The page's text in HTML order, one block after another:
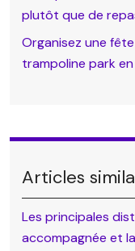
plutôt que de
Organisez une
trampoline park
Articles
Les principales
accompagnée et